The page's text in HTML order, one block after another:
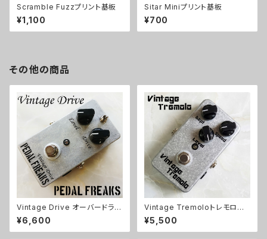
Scramble Fuzzプリント基板
¥1,100
Sitar Miniプリント基板
¥700
その他の商品
Vintage Drive オーバードライ
ブキット【PEDAL FREAKS】
¥6,600
Vintage Tremoloトレモロキッ
ト
¥5,500